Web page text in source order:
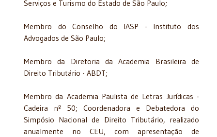
Serviços e Turismo do Estado de São Paulo;
Membro do Conselho do IASP - Instituto dos
Advogados de São Paulo;
Membro da Diretoria da Academia Brasileira de
Direito Tributário - ABDT;
Membro da Academia Paulista de Letras Jurídicas -
Cadeira nº 50; Coordenadora e Debatedora do
Simpósio Nacional de Direito Tributário, realizado
anualmente no CEU, com apresentação de